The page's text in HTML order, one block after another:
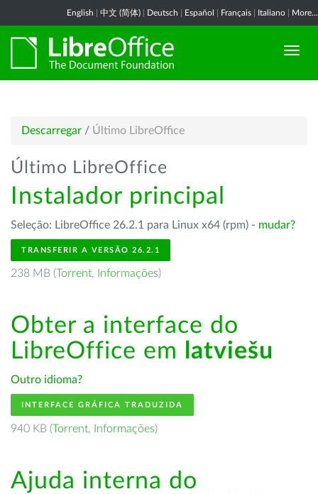
English 中文 (简体) Deutsch Español Français Italiano More...
Descarregar / Último LibreOffice
Último LibreOffice
Instalador principal
Seleção: LibreOffice 26.2.1 para Linux x64 (rpm) - mudar?
TRANSFERIR A VERSÃO 26.2.1
238 MB (Torrent, Informações)
Obter a interface do
LibreOffice em
latviešu
Outro idioma?
INTERFACE GRÁFICA TRADUZIDA
940 KB (Torrent, Informações)
Ajuda interna do